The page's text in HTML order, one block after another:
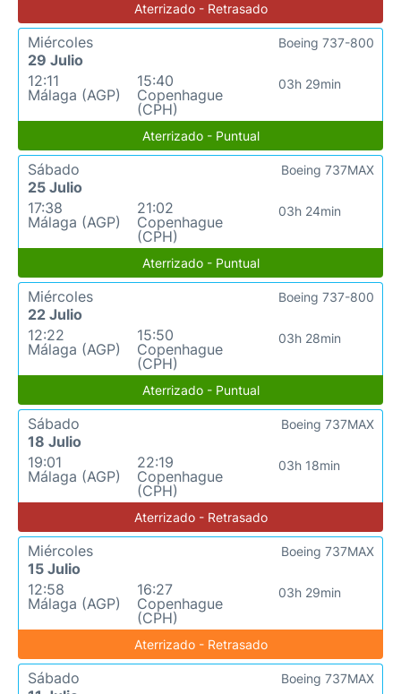
Aterrizado - Retrasado
Miércoles
29 Julio
12:11
Málaga (AGP)
15:40
Copenhague
(CPH)
03h 29min
Boeing 737-800
Aterrizado - Puntual
Sábado
25 Julio
17:38
Málaga (AGP)
21:02
Copenhague
(CPH)
03h 24min
Boeing 737MAX
Aterrizado - Puntual
Miércoles
22 Julio
12:22
Málaga (AGP)
15:50
Copenhague
(CPH)
03h 28min
Boeing 737-800
Aterrizado - Puntual
Sábado
18 Julio
19:01
Málaga (AGP)
22:19
Copenhague
(CPH)
03h 18min
Boeing 737MAX
Aterrizado - Retrasado
Miércoles
15 Julio
12:58
Málaga (AGP)
16:27
Copenhague
(CPH)
03h 29min
Boeing 737MAX
Aterrizado - Retrasado
Sábado
Boeing 737MAX